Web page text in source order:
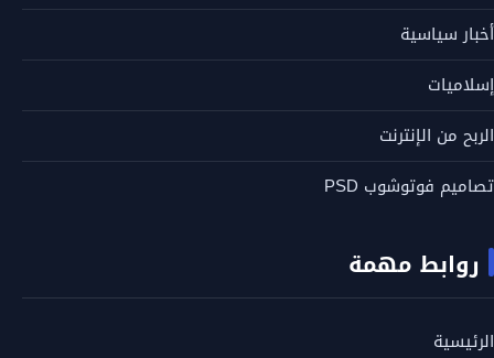
أخبار سياسية
إسلاميات
الربح من الإنترنت
تصاميم فوتوشوب PSD
روابط مهمة
الرئيسية